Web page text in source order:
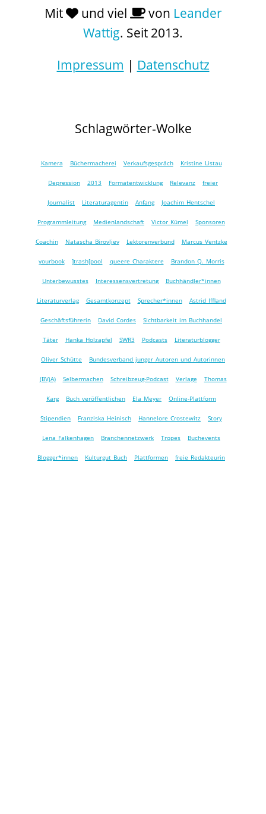
Mit und viel von Leander
Wattig. Seit 2013.
Impressum | Datenschutz
Schlagwörter-Wolke
Kamera Büchermacherei Verkaufsgespräch Kristine Listau
Depression 2013 Formatentwicklung Relevanz freier
Journalist Literaturagentin Anfang Joachim Hentschel
Programmleitung Medienlandschaft Victor Kümel Sponsoren
Coachin Natascha Birovljev Lektorenverbund Marcus Ventzke
yourbook ]trash[pool queere Charaktere Brandon Q. Morris
Unterbewusstes Interessensvertretung Buchhändler*innen
Literaturverlag Gesamtkonzept Sprecher*innen Astrid Iffland
Geschäftsführerin David Cordes Sichtbarkeit im Buchhandel
Täter Hanka Holzapfel SWR3 Podcasts Literaturblogger
Oliver Schütte Bundesverband junger Autoren und Autorinnen
(BVjA) Selbermachen Schreibzeug-Podcast Verlage Thomas
Karg Buch veröffentlichen Ela Meyer Online-Plattform
Stipendien Franziska Heinisch Hannelore Crostewitz Story
Lena Falkenhagen Branchennetzwerk Tropes Buchevents
Blogger*innen Kulturgut Buch Plattformen freie Redakteurin